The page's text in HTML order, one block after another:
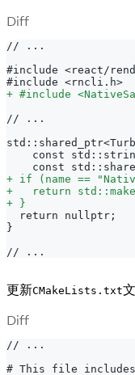
Diff
// ...
#include <react/
#include <rncli.h>
+ #include
// ...
const
const
+ if (name ==
+
return
+ }
return nullptr;
}
// ...
更新CMakeLists.txt
Diff
// ...
# This file